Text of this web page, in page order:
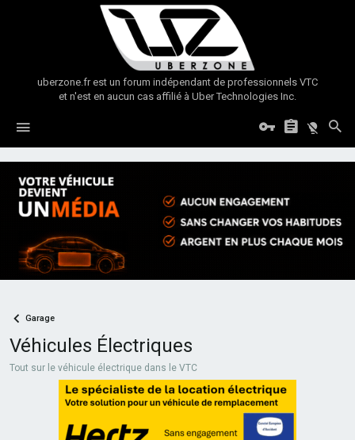
uberzone.fr est un forum indépendant de professionnels VTC
et n'est en aucun cas affilié à Uber Technologies Inc.
Garage
Véhicules Électriques
Tout sur le véhicule électrique dans le VTC